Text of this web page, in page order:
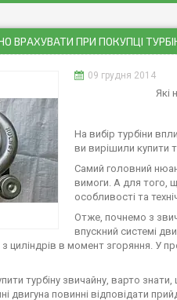
ВРАХУВАТИ ПРИ ПОКУПЦІ
09 грудня 2014
Які
На вибір турбіни
ви вирішили купити
Самий головний
вимоги. А для того,
особливості та
Отже, почнемо з
впускний системі
циліндрів в момент згоряння. У
турбіну звичайну, варто
двигуна повинні відповідати